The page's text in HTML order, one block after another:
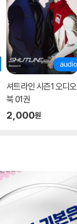
셔트라인 시즌1 오디오
북 01권
2,000원